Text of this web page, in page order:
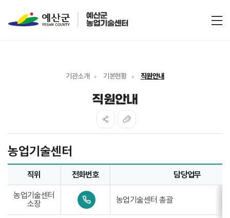
기관소개 기본현황 직원안내
직원안내
농업기술센터
농업기술센터업무담당자의 정보로 직위, 전화번호, 담당업무
직위 전화번호 담당업무
농업기술센터
소장
0
4
1
농업기술센터 총괄